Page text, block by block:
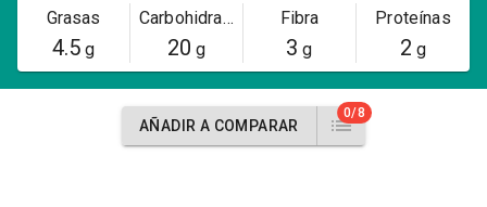
Grasas
4.5g
Carbohidratos
20 g
Fibra
3 g
Proteínas
2 g
AÑADIR A COMPARAR
0/8